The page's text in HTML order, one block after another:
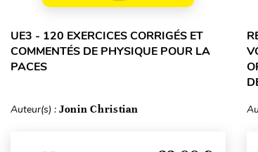
UE3 - 120 EXERCICES CORRIGÉS ET
COMMENTÉS DE PHYSIQUE POUR LA
PACES
Auteur(s) : Jonin Christian